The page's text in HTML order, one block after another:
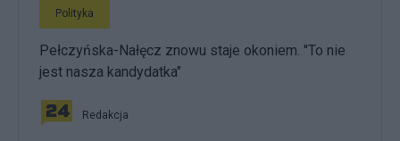
Polityka
Pełczyńska-Nałęcz znowu staje okoniem. "To nie
jest nasza kandydatka"
Redakcja